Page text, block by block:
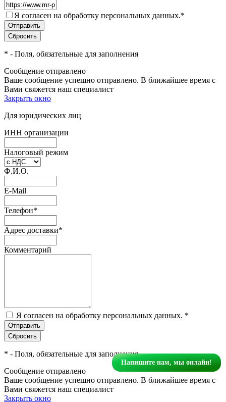
Я согласен на обработку персональных данных.*
* - Поля, обязательные для заполнения
Сообщение отправлено
Ваше сообщение успешно отправлено. В ближайшее время с
Вами свяжется наш специалист
Закрыть окно
Для юридических лиц
ИНН организации
Налоговый режим
Ф.И.О.
E-Mail
Телефон*
Адрес доставки*
Комментарий
Я согласен на обработку персональных данных. *
* - Поля, обязательные для заполнения
Сообщение отправлено
Ваше сообщение успешно отправлено. В ближайшее время с
Вами свяжется наш специалист
Закрыть окно
Напишите нам, мы онлайн!